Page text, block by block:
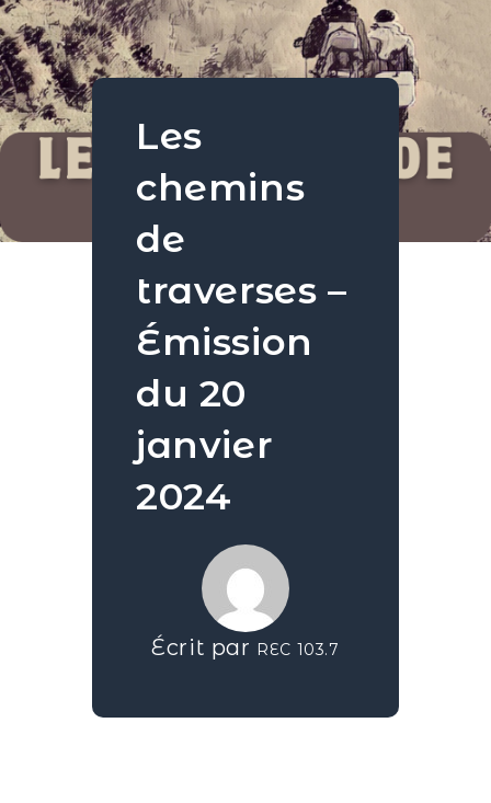
Les
chemins
de
traverses –
Émission
du 20
janvier
2024
Écrit par REC 103.7